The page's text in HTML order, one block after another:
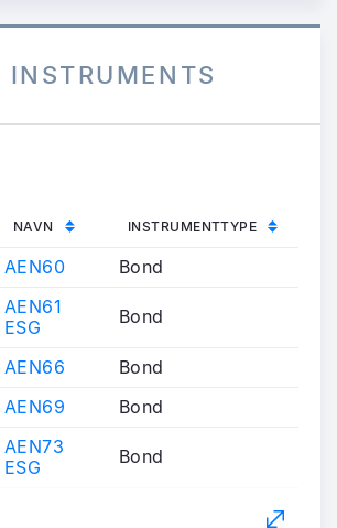
INSTRUMENTS
NAVN INSTRUMENTTYPE
AEN60
Bond
AEN61
ESG
Bond
AEN66
Bond
AEN69
Bond
AEN73
ESG
Bond